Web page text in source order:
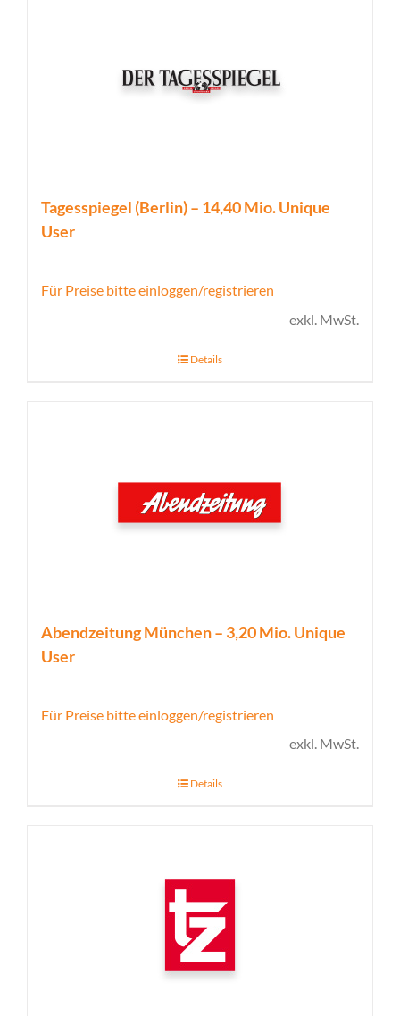
Tagesspiegel (Berlin) – 14,40 Mio. Unique
User
Für Preise bitte einloggen/registrieren
exkl. MwSt.
Details
Abendzeitung München – 3,20 Mio. Unique
User
Für Preise bitte einloggen/registrieren
exkl. MwSt.
Details